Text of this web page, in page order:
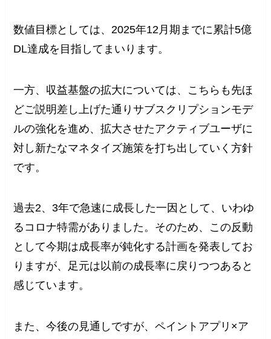
数値目標としては、2025年12月期までに累計5億
DL達成を目指してまいります。
一方、収益基盤の拡大については、こちらも先ほ
どご説明差し上げた通りサブスクリプションモデ
ルの強化を進め、拡大させたアクティブユーザに
対し新たなマネタイズ施策を打ち出していく方針
です。
過去2、3年で急速に成長した一因として、いわゆ
るコロナ特需がありました。そのため、この反動
として今期は成長率が鈍化する計画を発表してお
りますが、足元は以前の成長率に戻りつつあると
感じています。
また、今後の見通しですが、ペイントアプリ×ア